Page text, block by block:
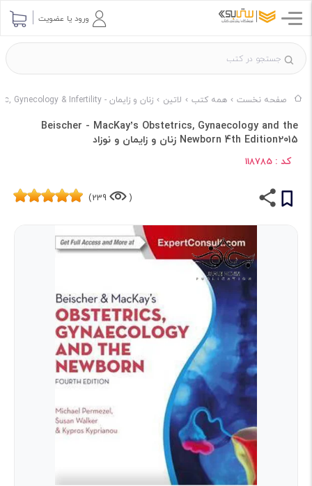
ورود یا عضویت
صفحه نخست همه کتب لاتین زنان و زایمان - Obstetric, Gynecology & Infertility
Beischer - MacKay’s Obstetrics, Gynaecology and the
Newborn 4th Edition2015 زنان و زایمان و نوزاد
کد : 118785
(
239)